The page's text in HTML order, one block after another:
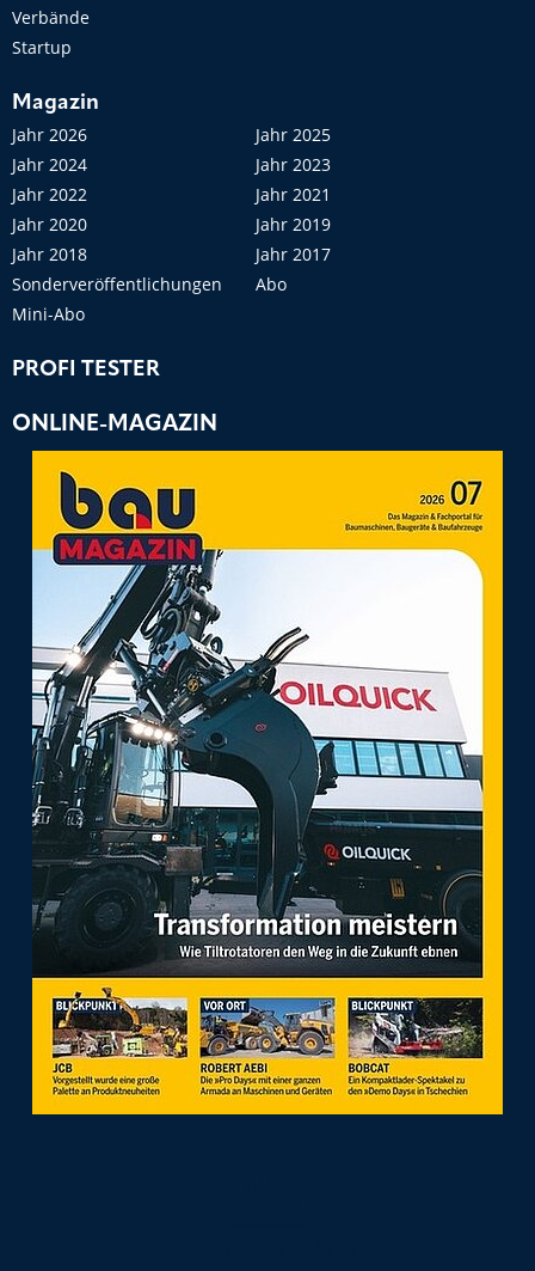
Verbände
Startup
Magazin
Jahr 2026
Jahr 2025
Jahr 2024
Jahr 2023
Jahr 2022
Jahr 2021
Jahr 2020
Jahr 2019
Jahr 2018
Jahr 2017
Sonderveröffentlichungen
Abo
Mini-Abo
PROFI TESTER
ONLINE-MAGAZIN